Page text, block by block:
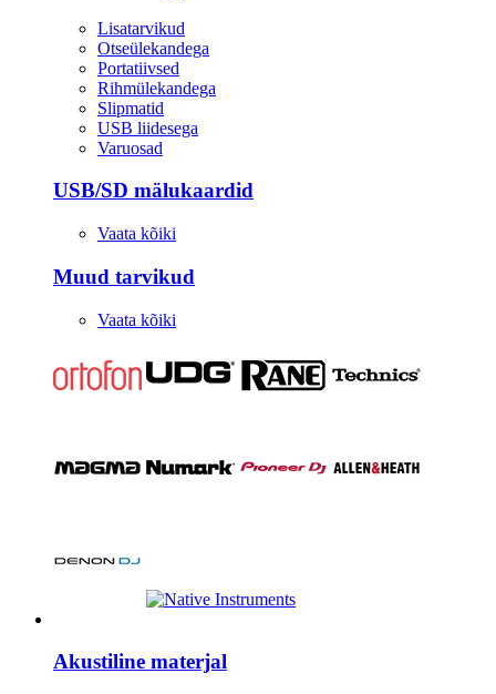
Lisatarvikud
Otseülekandega
Portatiivsed
Rihmülekandega
Slipmatid
USB liidesega
Varuosad
USB/SD mälukaardid
Vaata kõiki
Muud tarvikud
Vaata kõiki
Akustiline materjal